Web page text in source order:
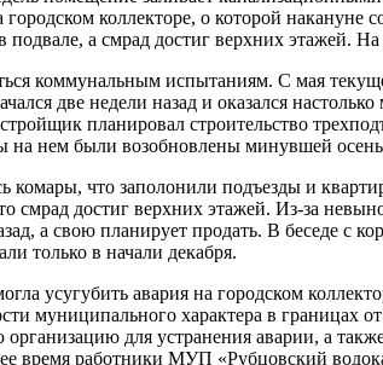
коллекторе, о которой
а смрад достиг верхних этажей.
коммунальным испытаниям. С мая
две недели назад и оказался
планировал строительство
на нем были возобновлены минувшей
комары, что заполонили подъезды и
достиг верхних этажей. Из-за
а свою планирует продать. В беседе с
только в начали декабря.
усугубить авария на городском
муниципального характера в границах
для устранения аварии, а
время работники МУП «Рубцовский